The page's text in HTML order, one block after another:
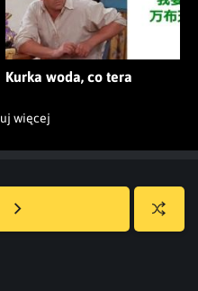
Kurka woda, co tera
więcej